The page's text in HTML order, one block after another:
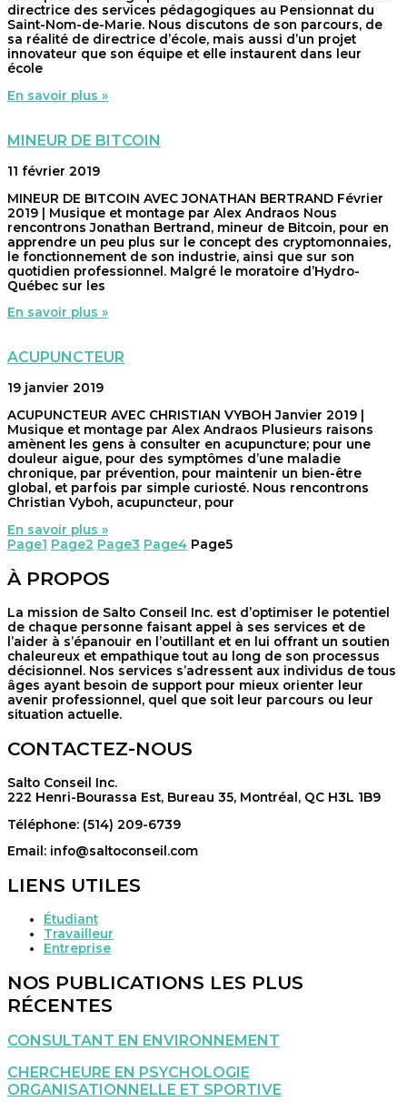
directrice des services pédagogiques au Pensionnat du
Saint-Nom-de-Marie. Nous discutons de son parcours, de
sa réalité de directrice d’école, mais aussi d’un projet
innovateur que son équipe et elle instaurent dans leur
école
En savoir plus »
MINEUR DE BITCOIN
11 février 2019
MINEUR DE BITCOIN AVEC JONATHAN BERTRAND Février
2019 | Musique et montage par Alex Andraos Nous
rencontrons Jonathan Bertrand, mineur de Bitcoin, pour en
apprendre un peu plus sur le concept des cryptomonnaies,
le fonctionnement de son industrie, ainsi que sur son
quotidien professionnel. Malgré le moratoire d’Hydro-
Québec sur les
En savoir plus »
ACUPUNCTEUR
19 janvier 2019
ACUPUNCTEUR AVEC CHRISTIAN VYBOH Janvier 2019 |
Musique et montage par Alex Andraos Plusieurs raisons
amènent les gens à consulter en acupuncture; pour une
douleur aigue, pour des symptômes d’une maladie
chronique, par prévention, pour maintenir un bien-être
global, et parfois par simple curiosté. Nous rencontrons
Christian Vyboh, acupuncteur, pour
En savoir plus »
Page1 Page2 Page3 Page4 Page5
À PROPOS
La mission de Salto Conseil Inc. est d’optimiser le potentiel
de chaque personne faisant appel à ses services et de
l’aider à s’épanouir en l’outillant et en lui offrant un soutien
chaleureux et empathique tout au long de son processus
décisionnel. Nos services s’adressent aux individus de tous
âges ayant besoin de support pour mieux orienter leur
avenir professionnel, quel que soit leur parcours ou leur
situation actuelle.
CONTACTEZ-NOUS
Salto Conseil Inc.
222 Henri-Bourassa Est, Bureau 35, Montréal, QC H3L 1B9
Téléphone: (514) 209-6739
Email: info@saltoconseil.com
LIENS UTILES
Étudiant
Travailleur
Entreprise
NOS PUBLICATIONS LES PLUS
RÉCENTES
CONSULTANT EN ENVIRONNEMENT
CHERCHEURE EN PSYCHOLOGIE
ORGANISATIONNELLE ET SPORTIVE